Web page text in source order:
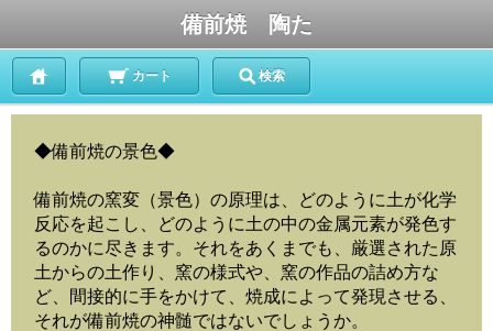
備前焼 陶た
カート 検索
◆備前焼の景色◆
備前焼の窯変（景色）の原理は、どのように土が化学
反応を起こし、どのように土の中の金属元素が発色す
るのかに尽きます。それをあくまでも、厳選された原
土からの土作り、窯の様式や、窯の作品の詰め方な
ど、間接的に手をかけて、焼成によって発現させる、
それが備前焼の神髄ではないでしょうか。